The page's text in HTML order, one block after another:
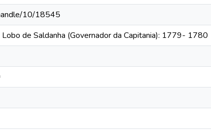
10/18545
de Saldanha (Governador da Capitania): 1779- 1780